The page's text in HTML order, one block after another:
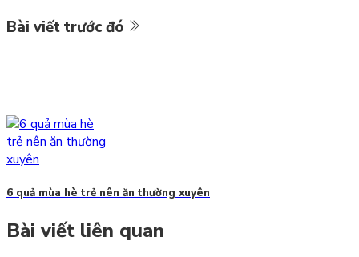
Bài viết trước đó
6 quả mùa hè trẻ nên ăn thường xuyên
Bài viết liên quan